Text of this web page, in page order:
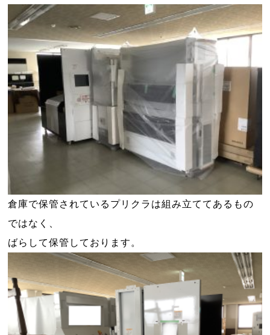
倉庫で保管されているプリクラは組み立ててあるもの
ではなく、
ばらして保管しております。